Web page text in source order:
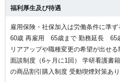
福利厚生及び待遇
雇用保険・社保加入は労働条件に準
60歳 再雇用 65歳まで 勤務延長 65
リアアップや職種変更の希望が出せ
面談制度（6ヶ月に1回） 学研看護書
の商品割引購入制度 受動喫煙対策あり